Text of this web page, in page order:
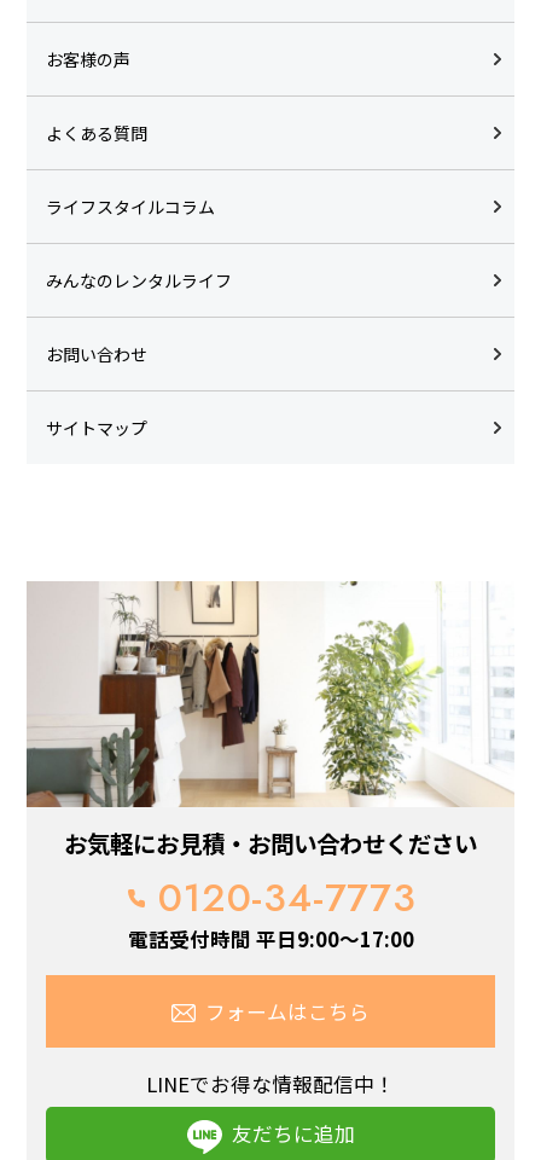
お客様の声
よくある質問
ライフスタイルコラム
みんなのレンタルライフ
お問い合わせ
サイトマップ
お気軽にお見積・お問い合わせください
0120-34-7773
電話受付時間 平日9:00～17:00
フォームはこちら
LINEでお得な情報配信中！
友だちに追加